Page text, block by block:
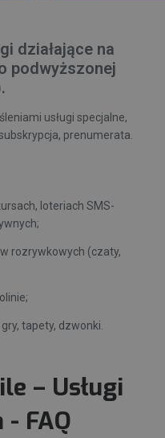
działające na
podwyższonej
usługi specjalne,
prenumerata.
loteriach SMS-
rozrywkowych (czaty,
tapety, dzwonki.
– Usługi
FAQ